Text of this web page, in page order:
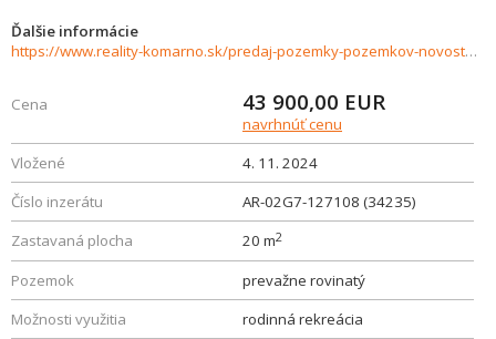
Ďalšie informácie
https://www.reality-komarno.sk/predaj-pozemky-pozemkov-novostavby/Na-predaj-zahrada-vo-vyhladavanej-lokalite-Tehelna-v-Komarne-34235/?utm_source=areality&utm_medium=xml&utm_term=34235&utm_content=chalupa&utm_campaign=portaly
Cena 43 900,00 EUR
navrhnúť cenu
Vložené
4. 11. 2024
Číslo inzerátu
AR-02G7-127108 (34235)
Zastavaná plocha
20 m2
Pozemok
prevažne rovinatý
Možnosti využitia
rodinná rekreácia